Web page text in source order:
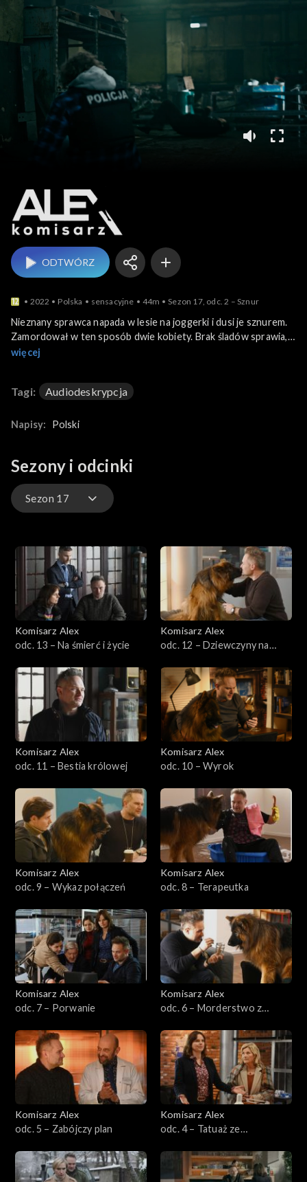
Komisarz Alex
ODTWÓRZ
2022 Polska sensacyjne 44m Sezon 17, odc. 2 – Sznur
Nieznany sprawca napada w lesie na joggerki i dusi je sznurem.
Zamordował w ten sposób dwie kobiety. Brak śladów sprawia,
że śledztwo utknęło w martwym punkcie. Czy reportaż
postanawia zaapelować do widzów o pomoc.
Podczas kręcenia sceny zabójstwa Alex broni statystkę przed
ulega drobnej kontuzji i nie może kontynuować zdjęć. Alex
więcej
Tagi: Audiodeskrypcja
Napisy: Polski
Sezony i odcinki
Sezon 17
Sezon 24
Sezon 23
Sezon 22
Sezon 21
Sezon 20
Sezon 19
Sezon 17
Sezon 16
Sezon 15
Sezon 14
Sezon 13
Sezon 12
Sezon 10
Sezon 8
Sezon 7
Komisarz Alex
odc. 13 – Na śmierć i życie
Komisarz Alex
odc. 12 – Dziewczyny na
Komisarz Alex
odc. 11 – Bestia królowej
Komisarz Alex
odc. 10 – Wyrok
Komisarz Alex
odc. 9 – Wykaz połączeń
Komisarz Alex
odc. 8 – Terapeutka
Komisarz Alex
odc. 7 – Porwanie
Komisarz Alex
odc. 6 – Morderstwo z
Komisarz Alex
odc. 5 – Zabójczy plan
Komisarz Alex
odc. 4 – Tatuaż ze